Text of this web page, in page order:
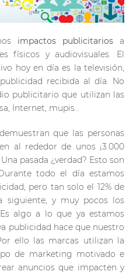
impactos publicitarios a
físicos y audiovisuales. El
hoy en día es la televisión,
recibida al día. No
publicitario que utilizan las
Internet, mupis…
que las personas
al rededor de unos ¡3.000
pasada ¿verdad? Esto son
todo el día estamos
pero tan solo el 12% de
siguiente, y muy pocos los
algo a lo que ya estamos
publicidad hace que nuestro
ello las marcas utilizan la
de marketing motivado e
anuncios que impacten y